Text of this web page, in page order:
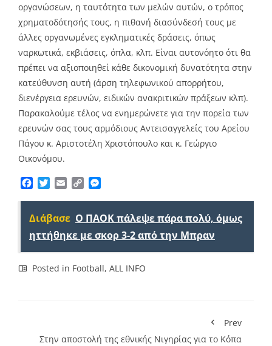
οργανώσεων, η ταυτότητα των μελών αυτών, ο τρόπος
χρηματοδότησής τους, η πιθανή διασύνδεσή τους με
άλλες οργανωμένες εγκληματικές δράσεις, όπως
ναρκωτικά, εκβιάσεις, όπλα, κλπ. Είναι αυτονόητο ότι θα
πρέπει να αξιοποιηθεί κάθε δικονομική δυνατότητα στην
κατεύθυνση αυτή (άρση τηλεφωνικού απορρήτου,
διενέργεια ερευνών, ειδικών ανακριτικών πράξεων κλπ).
Παρακαλούμε τέλος να ενημερώνετε για την πορεία των
ερευνών σας τους αρμόδιους Αντεισαγγελείς του Αρείου
Πάγου κ. Αριστοτέλη Χριστόπουλο και κ. Γεώργιο
Οικονόμου.
Facebook
TwitterEmailCopy
Διάβασε Ο ΠΑΟΚ πάλεψε πάρα πολύ, όμως
ηττήθηκε με σκορ 3-2 από την Μπραν
Posted in Football, ALL INFO
Prev
Στην αποστολή της εθνικής Νιγηρίας για το Κόπα